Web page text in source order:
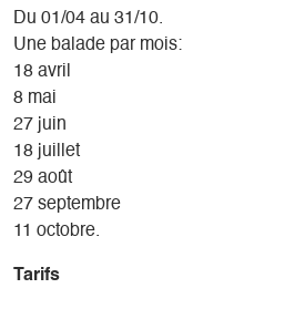
Du 01/04 au 31/10.
Une balade par mois:
18 avril
8 mai
27 juin
18 juillet
29 août
27 septembre
11 octobre.
Tarifs